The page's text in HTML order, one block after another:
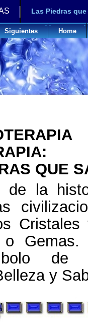
Las Piedras que
Siguientes Home
QUE
de la
o Gemas.
de
y